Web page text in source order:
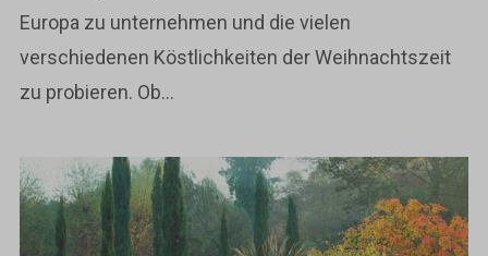
Europa zu unternehmen und die vielen
verschiedenen Köstlichkeiten der Weihnachtszeit
zu probieren. Ob...